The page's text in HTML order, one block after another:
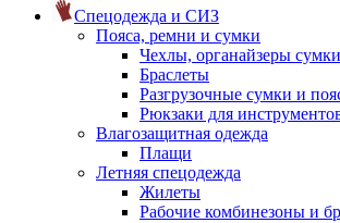
Спецодежда и СИЗ
Пояса, ремни и сумки
Чехлы, органайзеры
Браслеты
Разгрузочные сумки и
Рюкзаки для
Влагозащитная одежда
Плащи
Летняя спецодежда
Жилеты
Рабочие комбинезоны и